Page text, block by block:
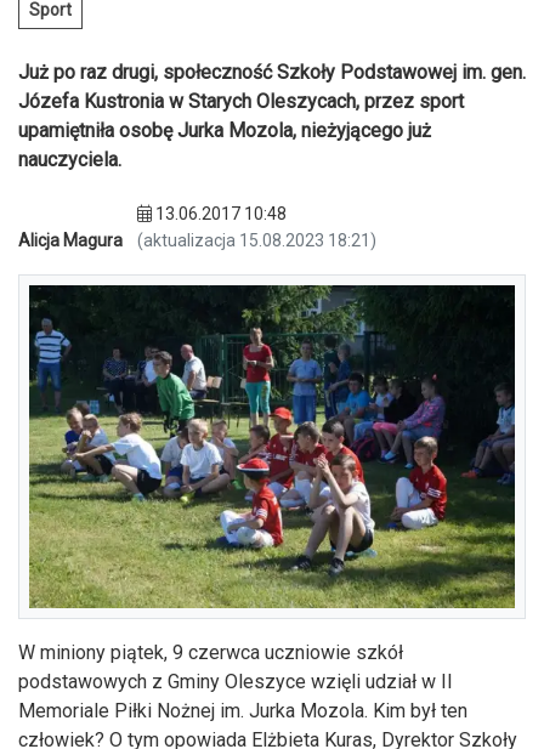
Sport
Już po raz drugi, społeczność Szkoły Podstawowej im. gen.
Józefa Kustronia w Starych Oleszycach, przez sport
upamiętniła osobę Jurka Mozola, nieżyjącego już
nauczyciela.
Alicja Magura
13.06.2017 10:48
(aktualizacja 15.08.2023 18:21)
W miniony piątek, 9 czerwca uczniowie szkół
podstawowych z Gminy Oleszyce wzięli udział w II
Memoriale Piłki Nożnej im. Jurka Mozola. Kim był ten
człowiek? O tym opowiada Elżbieta Kuras, Dyrektor Szkoły